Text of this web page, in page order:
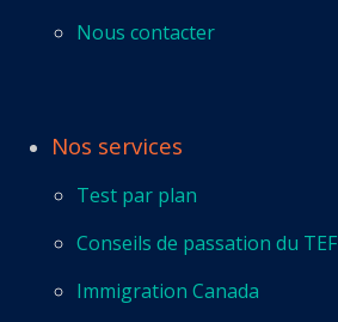
Nous contacter
Nos services
Test par plan
Conseils de passation du TEF
Immigration Canada